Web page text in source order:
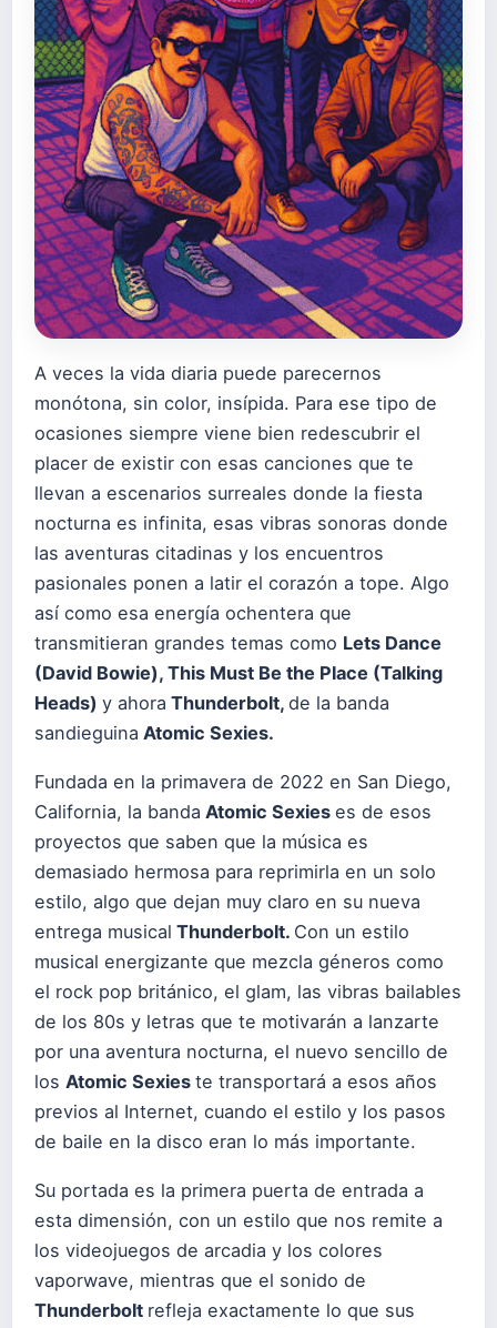
A veces la vida diaria puede parecernos
monótona, sin color, insípida. Para ese tipo de
ocasiones siempre viene bien redescubrir el
placer de existir con esas canciones que te
llevan a escenarios surreales donde la fiesta
nocturna es infinita, esas vibras sonoras donde
las aventuras citadinas y los encuentros
pasionales ponen a latir el corazón a tope. Algo
así como esa energía ochentera que
transmitieran grandes temas como Lets Dance
(David Bowie), This Must Be the Place (Talking
Heads) y ahora Thunderbolt, de la banda
sandieguina Atomic Sexies.
Fundada en la primavera de 2022 en San Diego,
California, la banda Atomic Sexies es de esos
proyectos que saben que la música es
demasiado hermosa para reprimirla en un solo
estilo, algo que dejan muy claro en su nueva
entrega musical Thunderbolt. Con un estilo
musical energizante que mezcla géneros como
el rock pop británico, el glam, las vibras bailables
de los 80s y letras que te motivarán a lanzarte
por una aventura nocturna, el nuevo sencillo de
los Atomic Sexies te transportará a esos años
previos al Internet, cuando el estilo y los pasos
de baile en la disco eran lo más importante.
Su portada es la primera puerta de entrada a
esta dimensión, con un estilo que nos remite a
los videojuegos de arcadia y los colores
vaporwave, mientras que el sonido de
Thunderbolt refleja exactamente lo que sus